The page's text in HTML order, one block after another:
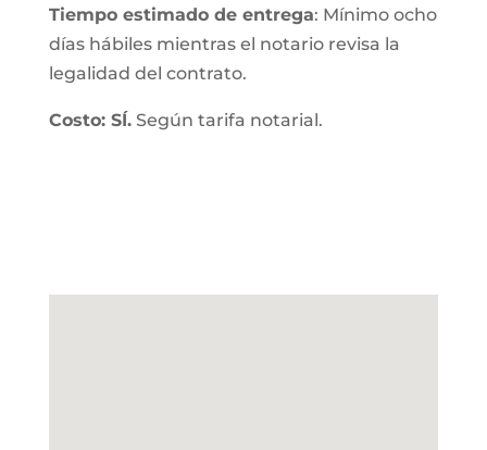
Tiempo estimado de entrega: Mínimo ocho
días hábiles mientras el notario revisa la
legalidad del contrato.
Costo: SÍ.Según tarifa notarial.